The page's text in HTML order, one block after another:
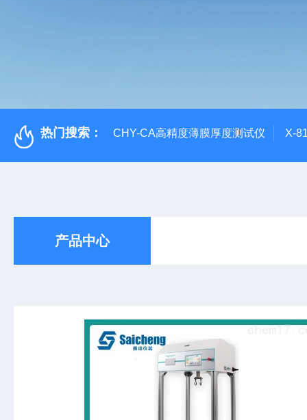
热门搜索： CHY-CA高精度薄膜厚度测试仪 X-
产品中心